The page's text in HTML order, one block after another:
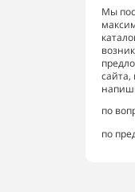
Мы
сайта,
по
по